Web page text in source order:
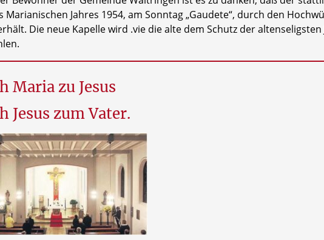
Marianischen Jahres 1954, am Sonntag „Gaudete“, durch den
Die neue Kapelle wird .vie die alte dem Schutz der
Maria zu Jesus
Jesus zum Vater.